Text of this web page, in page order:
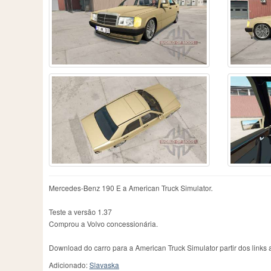
Dacia
2
Jeep
4
Mercedes-Benz 190 E a American Truck Simulator.
Teste a versão 1.37
Comprou a Volvo concessionária.
Download do carro para a American Truck Simulator partir dos links
Adicionado:Slavaska